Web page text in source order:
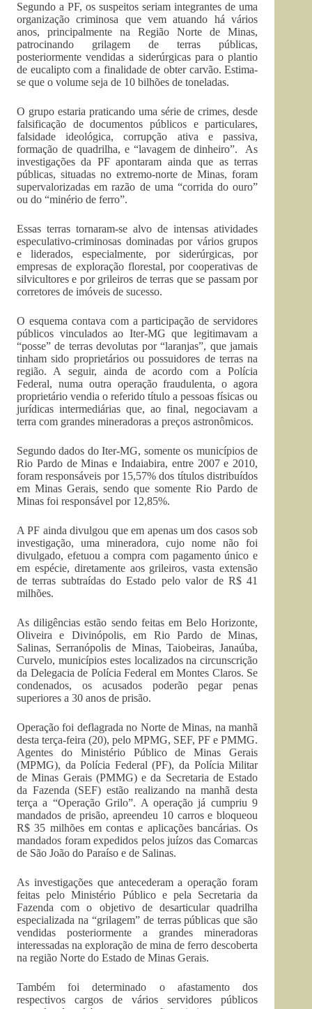
Segundo a PF, os suspeitos seriam integrantes de uma
organização criminosa que vem atuando há vários
anos, principalmente na Região Norte de Minas,
patrocinando grilagem de terras públicas,
posteriormente vendidas a siderúrgicas para o plantio
de eucalipto com a finalidade de obter carvão. Estima-
se que o volume seja de 10 bilhões de toneladas.
O grupo estaria praticando uma série de crimes, desde
falsificação de documentos públicos e particulares,
falsidade ideológica, corrupção ativa e passiva,
formação de quadrilha, e “lavagem de dinheiro”. As
investigações da PF apontaram ainda que as terras
públicas, situadas no extremo-norte de Minas, foram
supervalorizadas em razão de uma “corrida do ouro”
ou do “minério de ferro”.
Essas terras tornaram-se alvo de intensas atividades
especulativo-criminosas dominadas por vários grupos
e liderados, especialmente, por siderúrgicas, por
empresas de exploração florestal, por cooperativas de
silvicultores e por grileiros de terras que se passam por
corretores de imóveis de sucesso.
O esquema contava com a participação de servidores
públicos vinculados ao Iter-MG que legitimavam a
“posse” de terras devolutas por “laranjas”, que jamais
tinham sido proprietários ou possuidores de terras na
região. A seguir, ainda de acordo com a Polícia
Federal, numa outra operação fraudulenta, o agora
proprietário vendia o referido título a pessoas físicas ou
jurídicas intermediárias que, ao final, negociavam a
terra com grandes mineradoras a preços astronômicos.
Segundo dados do Iter-MG, somente os municípios de
Rio Pardo de Minas e Indaiabira, entre 2007 e 2010,
foram responsáveis por 15,57% dos títulos distribuídos
em Minas Gerais, sendo que somente Rio Pardo de
Minas foi responsável por 12,85%.
A PF ainda divulgou que em apenas um dos casos sob
investigação, uma mineradora, cujo nome não foi
divulgado, efetuou a compra com pagamento único e
em espécie, diretamente aos grileiros, vasta extensão
de terras subtraídas do Estado pelo valor de R$ 41
milhões.
As diligências estão sendo feitas em Belo Horizonte,
Oliveira e Divinópolis, em Rio Pardo de Minas,
Salinas, Serranópolis de Minas, Taiobeiras, Janaúba,
Curvelo, municípios estes localizados na circunscrição
da Delegacia de Polícia Federal em Montes Claros. Se
condenados, os acusados poderão pegar penas
superiores a 30 anos de prisão.
Operação foi deflagrada no Norte de Minas, na manhã
desta terça-feira (20), pelo MPMG, SEF, PF e PMMG.
Agentes do Ministério Público de Minas Gerais
(MPMG), da Polícia Federal (PF), da Polícia Militar
de Minas Gerais (PMMG) e da Secretaria de Estado
da Fazenda (SEF) estão realizando na manhã desta
terça a “Operação Grilo”. A operação já cumpriu 9
mandados de prisão, apreendeu 10 carros e bloqueou
R$ 35 milhões em contas e aplicações bancárias. Os
mandados foram expedidos pelos juízos das Comarcas
de São João do Paraíso e de Salinas.
As investigações que antecederam a operação foram
feitas pelo Ministério Público e pela Secretaria da
Fazenda com o objetivo de desarticular quadrilha
especializada na “grilagem” de terras públicas que são
vendidas posteriormente a grandes mineradoras
interessadas na exploração de mina de ferro descoberta
na região Norte do Estado de Minas Gerais.
Também foi determinado o afastamento dos
respectivos cargos de vários servidores públicos